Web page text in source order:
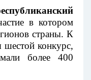
в котором
страны. К
шестой конкурс,
более 400